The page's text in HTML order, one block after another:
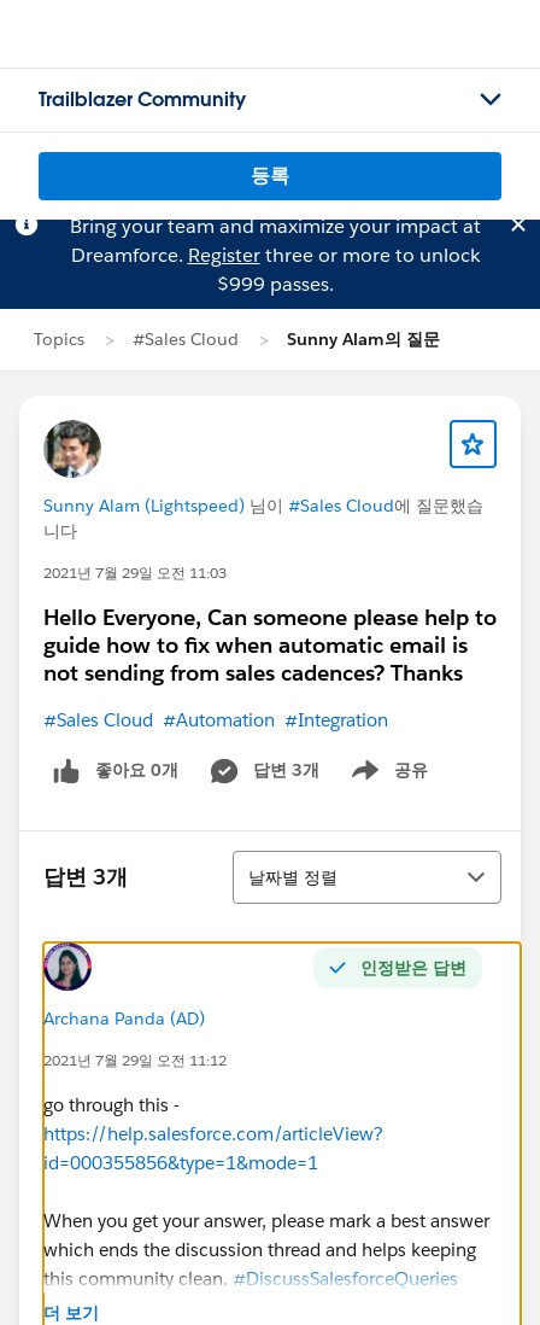
Trailblazer Community
등록
Bring your team and maximize your impact at
Dreamforce. Registerthree or more to unlock
$999 passes.
Topics #Sales Cloud Sunny Alam의 질문
Sunny Alam (Lightspeed) 님이 #Sales Cloud에 질문했습
니다
2021년 7월 29일 오전 11:03
Hello Everyone, Can someone please help to
guide how to fix when automatic email is
not sending from sales cadences? Thanks
#Sales Cloud #Automation #Integration
좋아요 0개 답변 3개 공유
Show menu
답변 3개
정렬
날짜별 정렬
인정받은 답변
Archana Panda (AD)
2021년 7월 29일 오전 11:12
go through this -
https://help.salesforce.com/articleView?
id=000355856&type=1&mode=1
When you get your answer, please mark a best answer
which ends the discussion thread and helps keeping
this community clean. #DiscussSalesforceQueries
더 보기